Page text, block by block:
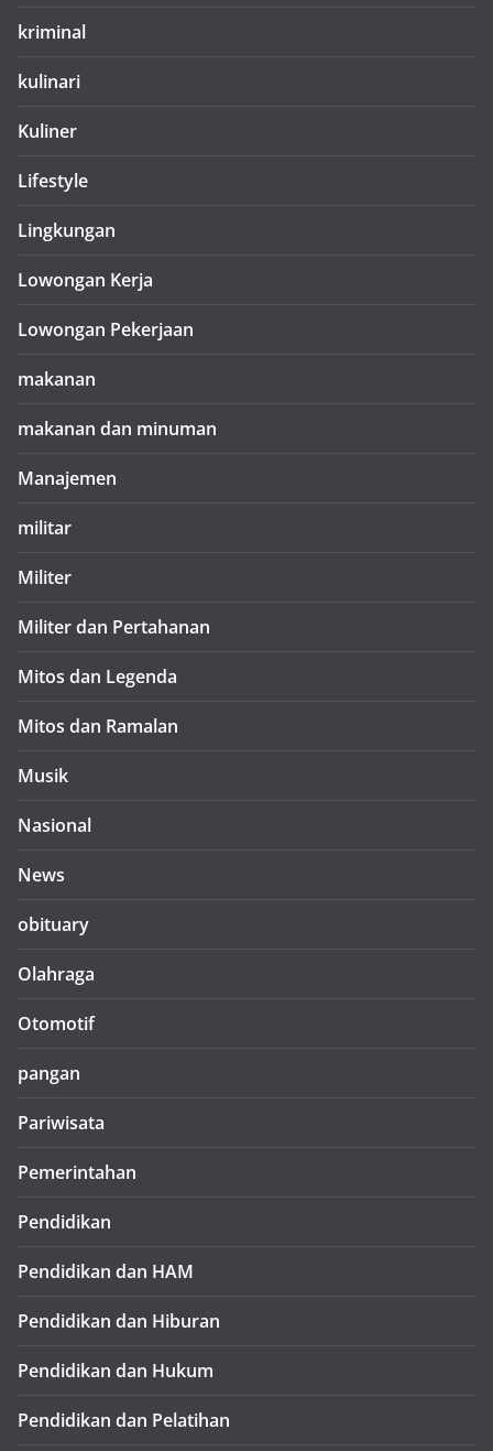
kriminal
kulinari
Kuliner
Lifestyle
Lingkungan
Lowongan Kerja
Lowongan Pekerjaan
makanan
makanan dan minuman
Manajemen
militar
Militer
Militer dan Pertahanan
Mitos dan Legenda
Mitos dan Ramalan
Musik
Nasional
News
obituary
Olahraga
Otomotif
pangan
Pariwisata
Pemerintahan
Pendidikan
Pendidikan dan HAM
Pendidikan dan Hiburan
Pendidikan dan Hukum
Pendidikan dan Pelatihan